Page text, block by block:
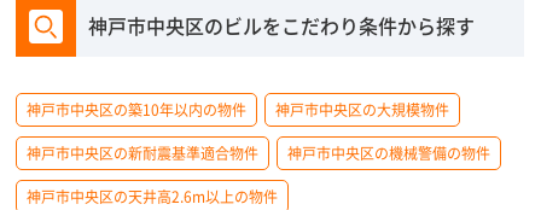
神戸市中央区のビルをこだわり条件から探す
神戸市中央区の築10年以内の物件 神戸市中央区の大規模物件
神戸市中央区の新耐震基準適合物件 神戸市中央区の機械警備の物件
神戸市中央区の天井高2.6m以上の物件